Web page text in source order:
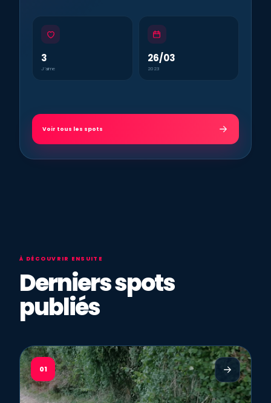
3
J’aime
26/03
2023
Voir tous les spots
À DÉCOUVRIR ENSUITE
Derniers spots
publiés
01